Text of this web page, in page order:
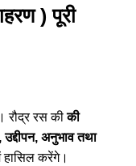
) पूरी
रौद्र रस कीकी
अनुभाव तथा
करेंगे।